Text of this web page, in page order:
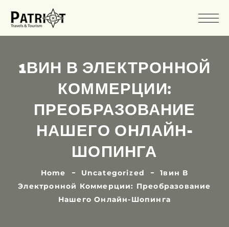
1ВИН В ЭЛЕКТРОННОЙ
КОММЕРЦИИ:
ПРЕОБРАЗОВАНИЕ
НАШЕГО ОНЛАЙН-
ШОПИНГА
Home Uncategorized
1вин В
Электронной Коммерции: Преобразование
Нашего Онлайн-Шопинга